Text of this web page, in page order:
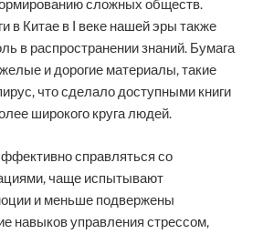
сложных обществ.
в Китае в I веке нашей эры также
в распространении знаний. Бумага
и дорогие материалы, такие
что сделало доступными книги
широкого круга людей.
справляться со
чаще испытывают
и меньше подвержены
навыков управления стрессом,